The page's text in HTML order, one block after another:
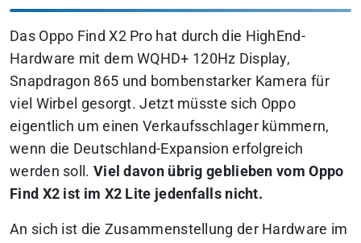
Das Oppo Find X2 Pro hat durch die HighEnd-
Hardware mit dem WQHD+ 120Hz Display,
Snapdragon 865 und bombenstarker Kamera für
viel Wirbel gesorgt. Jetzt müsste sich Oppo
eigentlich um einen Verkaufsschlager kümmern,
wenn die Deutschland-Expansion erfolgreich
werden soll. Viel davon übrig geblieben vom Oppo
Find X2 ist im X2 Lite jedenfalls nicht.
An sich ist die Zusammenstellung der Hardware im